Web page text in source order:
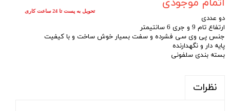
اتمام موجودی
دو عددی
ارتفاع تام 9 و جری 6 سانتیمتر
جنس پی وی سی فشرده و سفت بسیار خوش ساخت و با کیفیت
پایه دار و نگهدارنده
بسته بندی سلفونی
نظرات
تحویل به پست تا 24 ساعت کاری